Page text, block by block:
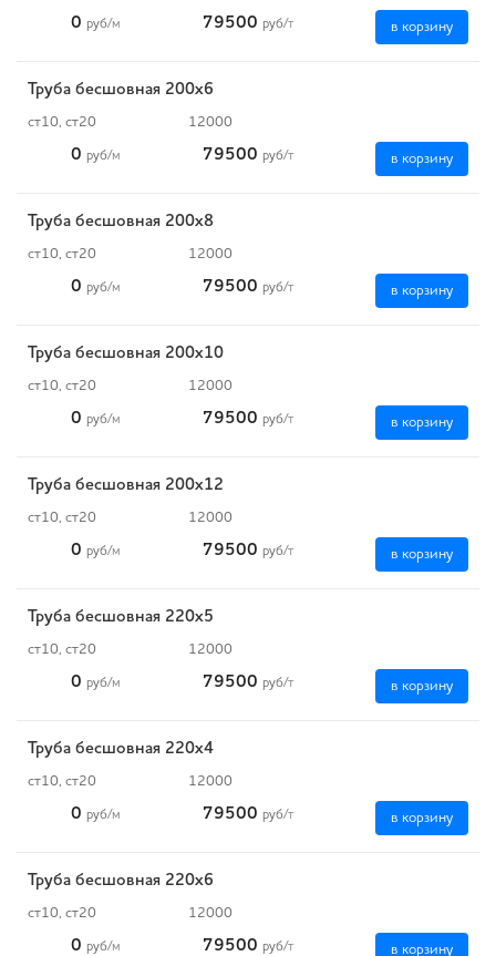
0 руб/м 79500 руб/т в корзину
Труба бесшовная 200х6
ст10, ст20 12000
0 руб/м 79500 руб/т в корзину
Труба бесшовная 200х8
ст10, ст20 12000
0 руб/м 79500 руб/т в корзину
Труба бесшовная 200х10
ст10, ст20 12000
0 руб/м 79500 руб/т в корзину
Труба бесшовная 200х12
ст10, ст20 12000
0 руб/м 79500 руб/т в корзину
Труба бесшовная 220х5
ст10, ст20 12000
0 руб/м 79500 руб/т в корзину
Труба бесшовная 220х4
ст10, ст20 12000
0 руб/м 79500 руб/т в корзину
Труба бесшовная 220х6
ст10, ст20 12000
0 руб/м 79500 руб/т в корзину